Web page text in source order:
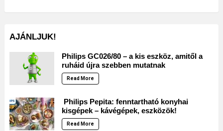
AJÁNLJUK!
Philips GC026/80 – a kis eszköz, amitől a
ruháid újra szebben mutatnak
Read More
Philips Pepita: fenntartható konyhai
kisgépek – kávégépek, eszközök!
Read More